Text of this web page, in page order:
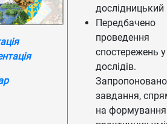
дослідницький
Передбачено
проведення
спостережень
дослідів.
Запропоновано
завдання,
на формування